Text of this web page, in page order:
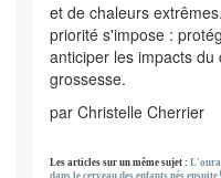
et de chaleurs
priorité s'impose :
anticiper les impacts
grossesse.
par Christelle Cherrier
Les articles sur un même sujet :